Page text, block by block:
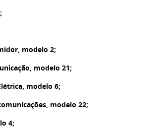
modelo 2;
modelo 21;
modelo 6;
modelo 22;
4;